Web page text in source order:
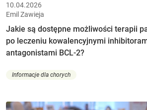
10.04.2026
Emil Zawieja
Jakie są dostępne możliwości terapii
po leczeniu kowalencyjnymi
antagonistami BCL-2?
Informacje dla chorych